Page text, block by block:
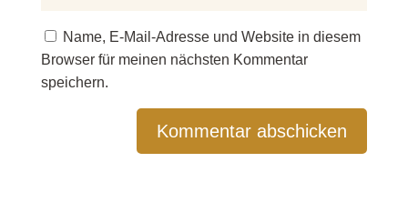
Name, E-Mail-Adresse und Website in diesem
Browser für meinen nächsten Kommentar
speichern.
Kommentar abschicken